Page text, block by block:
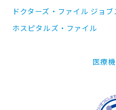
ドクターズ・ファイル ジョブ
ホスピタルズ・ファイル
医療